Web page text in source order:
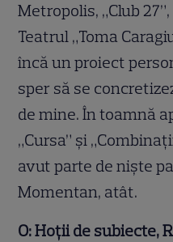
Metropolis, „Club
Teatrul „Toma
încă un proiect
sper să se
de mine. În toamnă
„Cursa” și
avut parte de niște
Momentan, atât.
O: Hoții de subiecte,